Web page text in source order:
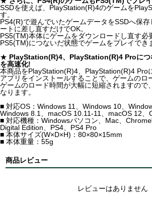
SSDを使えば、PlayStation(R)4のゲームを
す。
PS4(R)で遊んでいたゲームデータをSSDへ保
ートに差し直すだけでOK。
PS5(TM)本体にゲームをダウンロードし直す必
PS5(TM)につないだ状態でゲームをプレイでき
★ PlayStation(R)4、PlayStation(R)4 Proにつ
を高速化!
本商品をPlayStation(R)4、PlayStation(R)4 Pro
アプリをインストールすることで、ゲームのロ
ゲームのロード時間が大幅に短縮されますので
なります。
■ 対応OS：Windows 11、Windows 10、
Windows 8.1、macOS 10.11-11、macOS 12、
■ 対応機種：Windowsパソコン、Mac、
Digital Edition、PS4、PS4 Pro
■ 本体サイズ(W×D×H)：80×80×15mm
■ 本体重量：55g
商品レビュー
レビューはありません